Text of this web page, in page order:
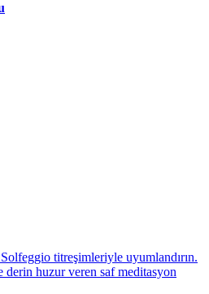
titreşimleriyle uyumlandırın.
derin huzur veren saf meditasyon